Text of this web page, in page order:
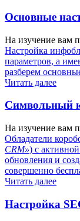
Основные
На изучение вам
Настройка
параметров, а
разберем
Читать далее
Символьный
На изучение вам
Обладатели
CRM») с
обновления и
совершенно
Читать далее
Настройка